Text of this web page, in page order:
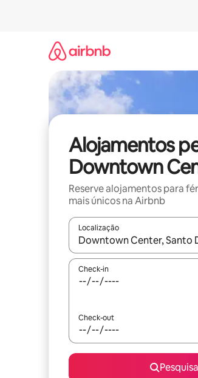
Alojamentos
Downtown
Reserve alojamentos para
mais únicos na Airbnb
Localização
Quando os resultados
Check-in
Check-out